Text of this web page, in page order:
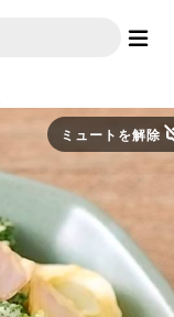
ミュートを解除